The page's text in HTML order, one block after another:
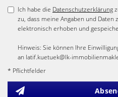
Ich habe die Datenschutzerklärung
zu, dass meine Angaben und
elektronisch erhoben und
Hinweis: Sie können Ihre
an latif.kuetuek@lk-
* Pflichtfelder